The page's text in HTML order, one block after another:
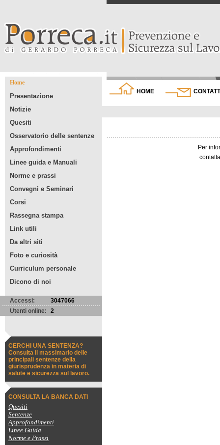
Home
Presentazione
Notizie
Quesiti
Osservatorio delle sentenze
Approfondimenti
Linee guida e Manuali
Norme e prassi
Convegni e Seminari
Corsi
Rassegna stampa
Link utili
Da altri siti
Foto e curiosità
Curriculum personale
Dicono di noi
Accessi:
3047066
Utenti online:
2
CERCHI UNA SENTENZA?
Consulta il massimario delle
principali sentenze della
giurisprudenza in materia di
salute e sicurezza sul lavoro.
CONSULTA LA BANCA DATI
Quesiti
Sentenze
Approfondimenti
Linee Guida
Norme e Prassi
HOME
Per